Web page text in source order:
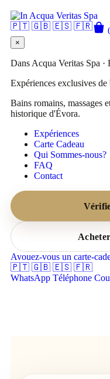
🇵🇹 🇬🇧 🇪🇸 🇫🇷
×
Dans Acqua Veritas Spa ·
Expériences exclusives de
Bains romains, massages
historique d'Évora.
Expériences
Carte Cadeau
Qui Sommes-nous?
FAQ
Contact
Avouez-vous un carte-
🇵🇹 🇬🇧 🇪🇸 🇫🇷
WhatsApp Téléphone